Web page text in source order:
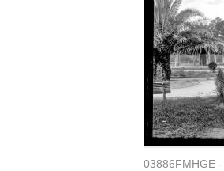
03886FMHGE -